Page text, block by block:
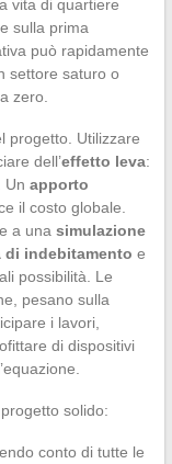
vita di quartiere
sulla prima
può rapidamente
settore saturo o
zero.
progetto. Utilizzare
dell’effetto leva:
Un apporto
il costo globale.
a una simulazione
di indebitamento e
possibilità. Le
pesano sulla
i lavori,
di dispositivi
solido:
conto di tutte le